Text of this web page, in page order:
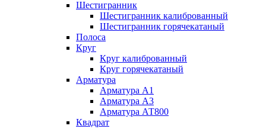
Шестигранник
Шестигранник калиброванный
Шестигранник горячекатаный
Полоса
Круг
Круг калиброванный
Круг горячекатаный
Арматура
Арматура А1
Арматура А3
Арматура АТ800
Квадрат